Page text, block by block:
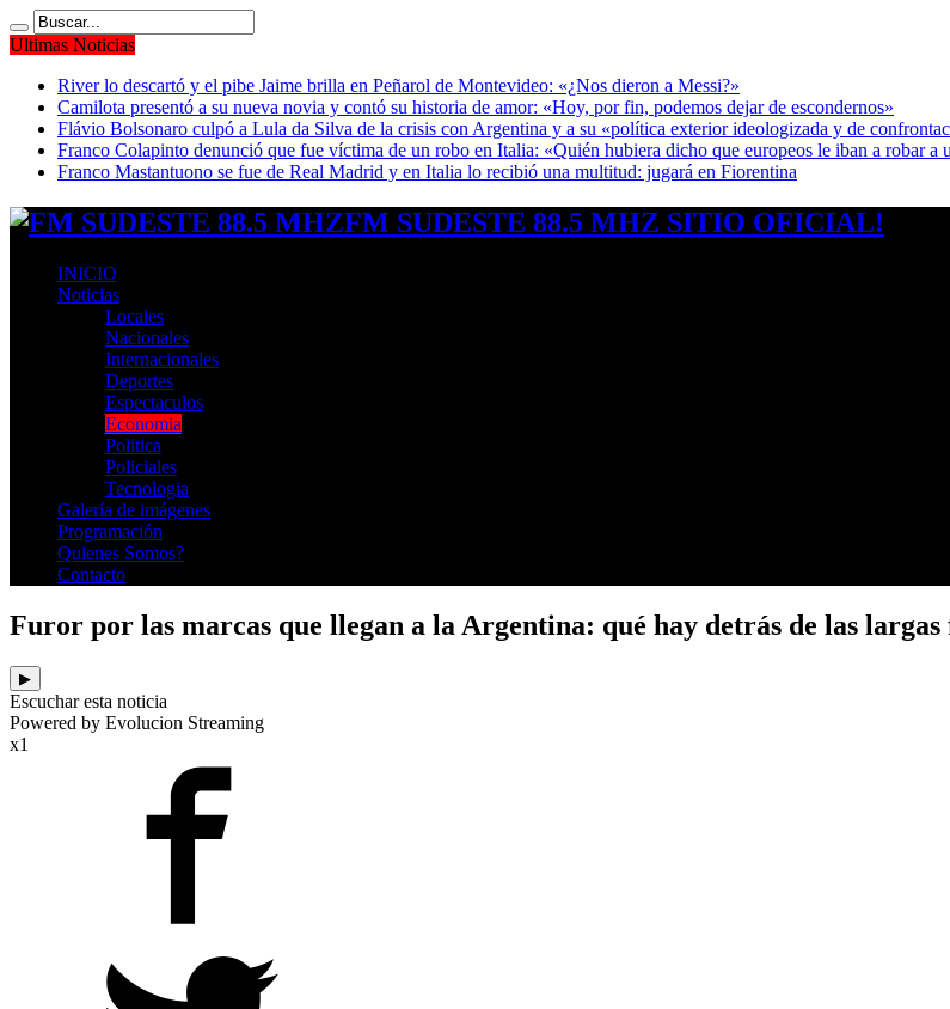
Ultimas Noticias
River lo descartó y el pibe Jaime brilla en Peñarol de Montevideo: «¿Nos dieron a Messi?»
Camilota presentó a su nueva novia y contó su historia de amor: «Hoy, por fin, podemos dejar de escondernos»
Flávio Bolsonaro culpó a Lula da Silva de la crisis con Argentina y a su «política exterior ideologizada y de
Franco Colapinto denunció que fue víctima de un robo en Italia: «Quién hubiera dicho que europeos le iban a robar a
Franco Mastantuono se fue de Real Madrid y en Italia lo recibió una multitud: jugará en Fiorentina
FM SUDESTE 88.5 MHZ SITIO OFICIAL!
INICIO
Noticias
Locales
Nacionales
Internacionales
Deportes
Espectaculos
Economia
Politica
Policiales
Tecnologia
Galería de imágenes
Programación
Quienes Somos?
Contacto
Furor por las marcas que llegan a la Argentina: qué hay detrás de las largas
▶
Escuchar esta noticia
Powered by Evolucion Streaming
x1